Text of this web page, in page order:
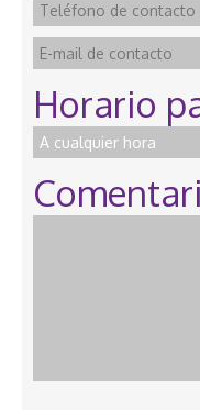
Horario